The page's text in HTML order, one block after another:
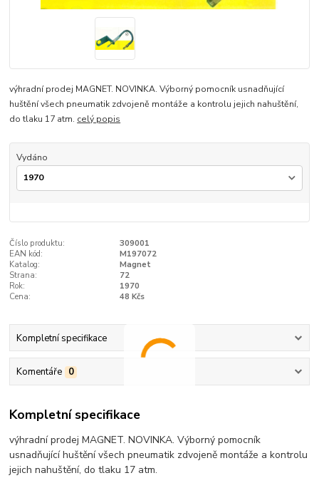
výhradní prodej MAGNET. NOVINKA. Výborný pomocník usnadňující
huštění všech pneumatik zdvojeně montáže a kontrolu jejich nahuštění,
do tlaku 17 atm. celý popis
Vydáno
Číslo produktu:
309001
EAN kód:
M197072
Katalog:
Magnet
Strana:
72
Rok:
1970
Cena:
48 Kčs
Kompletní specifikace
Komentáře 0
Kompletní specifikace
výhradní prodej MAGNET. NOVINKA. Výborný pomocník
usnadňující huštění všech pneumatik zdvojeně montáže a kontrolu
jejich nahuštění, do tlaku 17 atm.